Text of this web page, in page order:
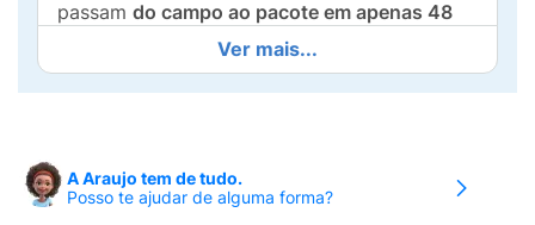
passam do campo ao pacote em apenas 48
, garantindo uma textura lisa e uma
crocância excepcional. Este pacote de35gé
o tamanho perfeito para uma degustação
na faculdade ou em qualquer lugar. Além
disso, é um produto que
não contém glúten
Ver mais...
A Araujo tem de tudo.
Posso te ajudar de alguma forma?